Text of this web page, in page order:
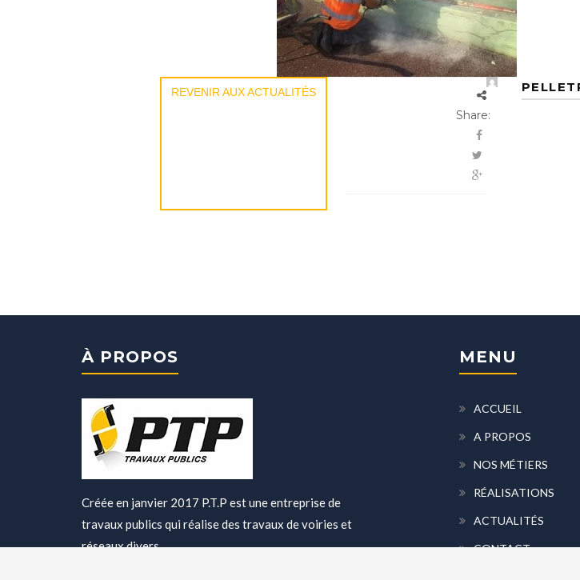
REVENIR AUX ACTUALITÉS
Share:
À PROPOS
Créée en janvier 2017 P.T.P est une entreprise de
travaux publics qui réalise des travaux de voiries et
réseaux divers.
MENU
ACCUEIL
A PROPOS
NOS MÉTIERS
RÉALISATIONS
ACTUALITÉS
CONTACT